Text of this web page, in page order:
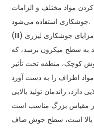
مواد مختلف و الزامات
جوشکاری استفاده می‌شود.
(III) مزایای جوشکاری لیزری
به سطح میکرون برسد، که
کوچک، منطقه تحت تأثیر
راندمان تولید بالایی
بالا است، سطح جوش صاف